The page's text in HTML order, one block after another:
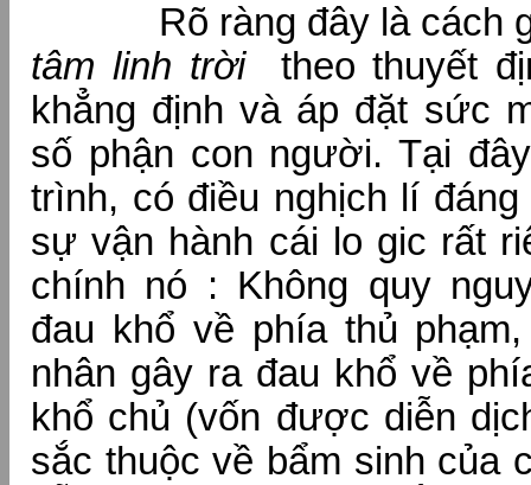
Rõ ràng đây là cách
tâm linh trời
theo thuyết
khẳng định và áp đặt sức
số phận con người. Tại
trình, có điều nghịch lí
sự vận hành cái lo gic rất
chính nó : Không quy
đau khổ về phía thủ
nhân gây ra đau khổ về
khổ chủ (vốn được diễn
sắc thuộc về bẩm sinh của